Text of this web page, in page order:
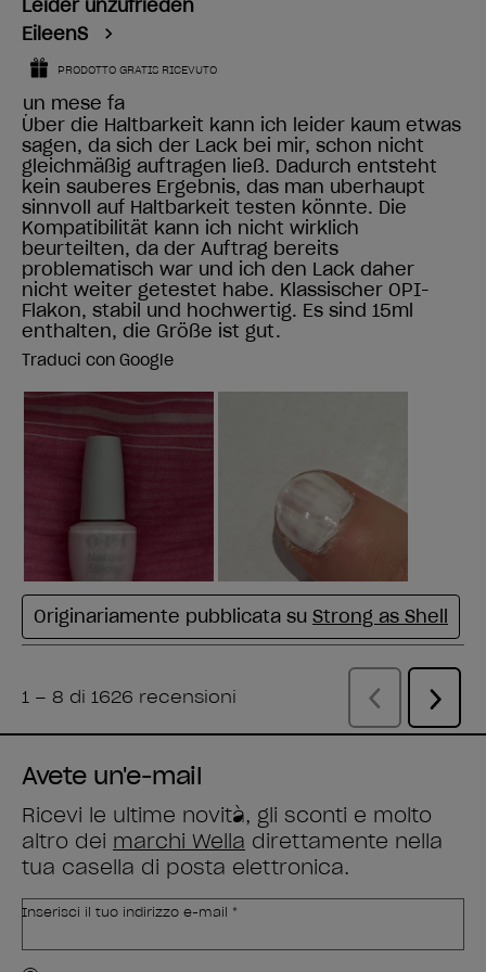
Avete un'e-mail
Ricevi le ultime novità, gli sconti e molto
altro dei marchi Wella direttamente nella
tua casella di posta elettronica.
Inserisci il tuo indirizzo e-mail *